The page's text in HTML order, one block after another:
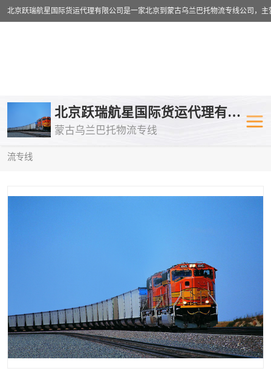
北京跃瑞航星国际货运代理有限公司
蒙古乌兰巴托物流专线
流专线
乌兰巴托物流专线 乌兰巴托铁
乌兰巴托公路运输
中欧班列
蒙古乌兰巴托双清包税 蒙古乌兰巴